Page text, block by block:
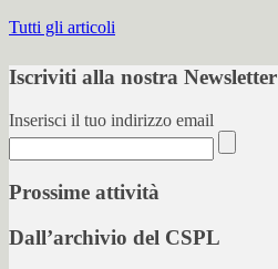
Tutti gli articoli
Iscriviti alla nostra Newsletter
Inserisci il tuo indirizzo email
Prossime attività
Dall’archivio del CSPL